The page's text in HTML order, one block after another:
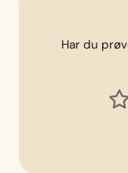
Har du